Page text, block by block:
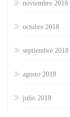
noviembre 2018
octubre 2018
septiembre 2018
agosto 2018
julio 2018